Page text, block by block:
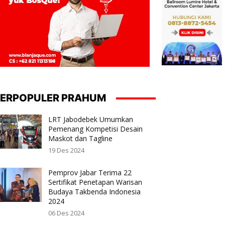
PRAHUM
LRT Jabodebek Umumkan
Pemenang Kompetisi Desain
Maskot dan Tagline
19 Des 2024
Pemprov Jabar Terima 22
Sertifikat Penetapan Warisan
Budaya Takbenda Indonesia
2024
06 Des 2024